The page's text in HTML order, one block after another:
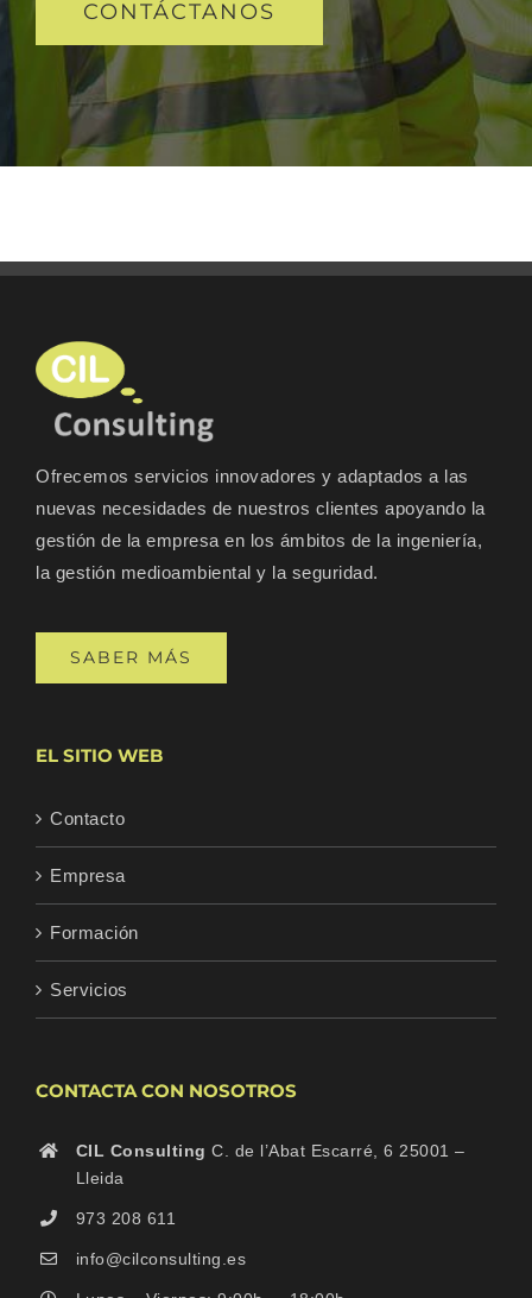
CONTÁCTANOS
Ofrecemos servicios innovadores y adaptados a las
nuevas necesidades de nuestros clientes apoyando la
gestión de la empresa en los ámbitos de la ingeniería,
la gestión medioambiental y la seguridad.
SABER MÁS
EL SITIO WEB
Contacto
Empresa
Formación
Servicios
CONTACTA CON NOSOTROS
CIL Consulting C. de l’Abat Escarré, 6 25001 –
Lleida
973 208 611
info@cilconsulting.es